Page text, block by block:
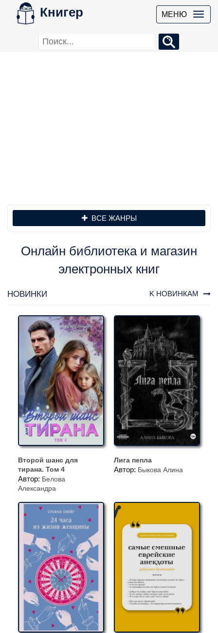
Книгер МЕНЮ
ВСЕ ЖАНРЫ
Онлайн библиотека и магазин
электронных книг
НОВИНКИ K НОВИНКАМ
Второй шанс для
тирана. Том 4
Автор: Белова
Александра
Лига пепла
Автор: Быкова Алина